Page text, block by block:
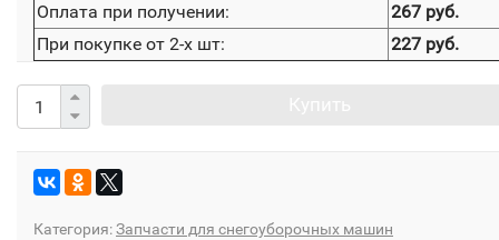
Оплата при получении:
267 руб.
При покупке от 2-х шт:
227 руб.
Категория:Запчасти для снегоуборочных машин